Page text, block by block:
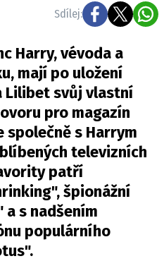
/ COOKIES
MÍSTA
newsbox.cz je
s.r.o., IČ: 118 23 054
Sdílej:
Harry, vévoda a
mají po uložení
Lilibet svůj vlastní
pro magazín
společně s Harrym
televizních
patří
špionážní
s nadšením
populárního